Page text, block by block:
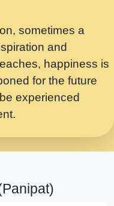
Hasraten
Purnima Ji
ह!छड म कस दत
ह जद भर बहर ज म
जय जय शयम
sometimes a
and
happiness is
for the future
experienced
(Panipat)